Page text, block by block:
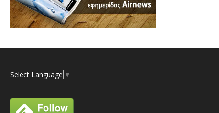
Select Language ▼